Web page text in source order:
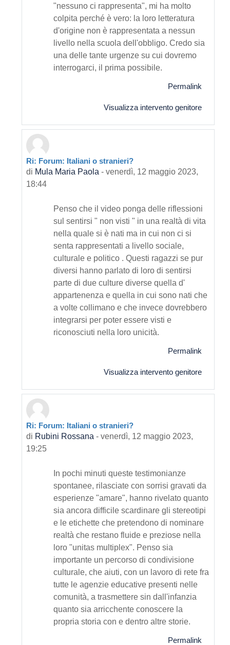
"nessuno ci rappresenta", mi ha molto
colpita perché è vero: la loro letteratura
d'origine non è rappresentata a nessun
livello nella scuola dell'obbligo. Credo sia
una delle tante urgenze su cui dovremo
interrogarci, il prima possibile.
Permalink
Visualizza intervento genitore
In riposta a Primo intervento
Ri: Forum: Italiani o stranieri?
di Mula Maria Paola - venerdì, 12 maggio 2023,
18:44
Penso che il video ponga delle riflessioni
sul sentirsi " non visti " in una realtà di vita
nella quale si è nati ma in cui non ci si
senta rappresentati a livello sociale,
culturale e politico . Questi ragazzi se pur
diversi hanno parlato di loro di sentirsi
parte di due culture diverse quella d'
appartenenza e quella in cui sono nati che
a volte collimano e che invece dovrebbero
integrarsi per poter essere visti e
riconosciuti nella loro unicità.
Permalink
Visualizza intervento genitore
In riposta a Primo intervento
Ri: Forum: Italiani o stranieri?
di Rubini Rossana - venerdì, 12 maggio 2023,
19:25
In pochi minuti queste testimonianze
spontanee, rilasciate con sorrisi gravati da
esperienze "amare", hanno rivelato quanto
sia ancora difficile scardinare gli stereotipi
e le etichette che pretendono di nominare
realtà che restano fluide e preziose nella
loro "unitas multiplex". Penso sia
importante un percorso di condivisione
culturale, che aiuti, con un lavoro di rete fra
tutte le agenzie educative presenti nelle
comunità, a trasmettere sin dall'infanzia
quanto sia arricchente conoscere la
propria storia con e dentro altre storie.
Permalink